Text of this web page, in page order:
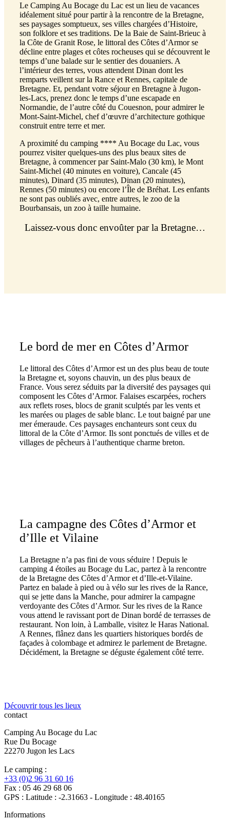
Le Camping Au Bocage du Lac est un lieu de vacances
idéalement situé pour partir à la rencontre de la Bretagne,
ses paysages somptueux, ses villes chargées d’Histoire,
son folklore et ses traditions. De la Baie de Saint-Brieuc à
la Côte de Granit Rose, le littoral des Côtes d’Armor se
décline entre plages et côtes rocheuses qui se découvrent le
temps d’une balade sur le sentier des douaniers. A
l’intérieur des terres, vous attendent Dinan dont les
remparts veillent sur la Rance et Rennes, capitale de
Bretagne. Et, pendant votre séjour en Bretagne à Jugon-
les-Lacs, prenez donc le temps d’une escapade en
Normandie, de l’autre côté du Couesnon, pour admirer le
Mont-Saint-Michel, chef d’œuvre d’architecture gothique
construit entre terre et mer.
A proximité du camping **** Au Bocage du Lac, vous
pourrez visiter quelques-uns des plus beaux sites de
Bretagne, à commencer par Saint-Malo (30 km), le Mont
Saint-Michel (40 minutes en voiture), Cancale (45
minutes), Dinard (35 minutes), Dinan (20 minutes),
Rennes (50 minutes) ou encore l’Île de Bréhat. Les enfants
ne sont pas oubliés avec, entre autres, le zoo de la
Bourbansais, un zoo à taille humaine.
Laissez-vous donc envoûter par la Bretagne…
Le bord de mer en Côtes d’Armor
Le littoral des Côtes d’Armor est un des plus beau de toute
la Bretagne et, soyons chauvin, un des plus beaux de
France. Vous serez séduits par la diversité des paysages qui
composent les Côtes d’Armor. Falaises escarpées, rochers
aux reflets roses, blocs de granit sculptés par les vents et
les marées ou plages de sable blanc. Le tout baigné par une
mer émeraude. Ces paysages enchanteurs sont ceux du
littoral de la Côte d’Armor. Ils sont ponctués de villes et de
villages de pêcheurs à l’authentique charme breton.
La campagne des Côtes d’Armor et
d’Ille et Vilaine
La Bretagne n’a pas fini de vous séduire ! Depuis le
camping 4 étoiles au Bocage du Lac, partez à la rencontre
de la Bretagne des Côtes d’Armor et d’Ille-et-Vilaine.
Partez en balade à pied ou à vélo sur les rives de la Rance,
qui se jette dans la Manche, pour admirer la campagne
verdoyante des Côtes d’Armor. Sur les rives de la Rance
vous attend le ravissant port de Dinan bordé de terrasses de
restaurant. Non loin, à Lamballe, visitez le Haras National.
A Rennes, flânez dans les quartiers historiques bordés de
façades à colombage et admirez le parlement de Bretagne.
Décidément, la Bretagne se déguste également côté terre.
Découvrir tous les lieux
contact
Camping Au Bocage du Lac
Rue Du Bocage
22270 Jugon les Lacs
Le camping :
+33 (0)2 96 31 60 16
Fax : 05 46 29 68 06
GPS : Latitude : -2.31663 - Longitude : 48.40165
Informations